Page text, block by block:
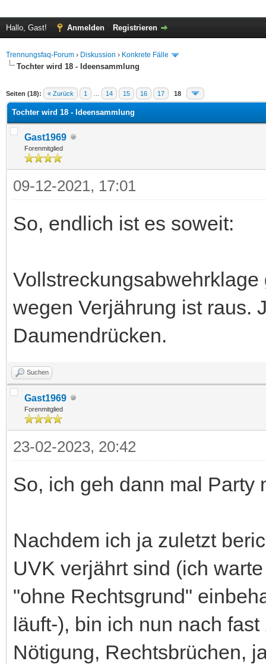
Hallo, Gast! Anmelden Registrieren
Trennungsfaq-Forum › Diskussion › Konkrete Fälle
Tochter wird 18 - Ideensammlung
Seiten (18): « Zurück 1 14 15 16 17 18
Durchschnitt
Tochter wird 18 - Ideensammlung
Gast1969
Forenmitglied
09-12-2021, 17:01
So, endlich ist es soweit:
wegen Verjährung ist raus.
Daumendrücken.
Suchen
Gast1969
Forenmitglied
23-02-2023, 20:42
So, ich geh dann mal
Nachdem ich ja zuletzt
UVK verjährt sind (ich
"ohne Rechtsgrund"
läuft-), bin ich nun nach
Nötigung, Rechtsbrüchen,